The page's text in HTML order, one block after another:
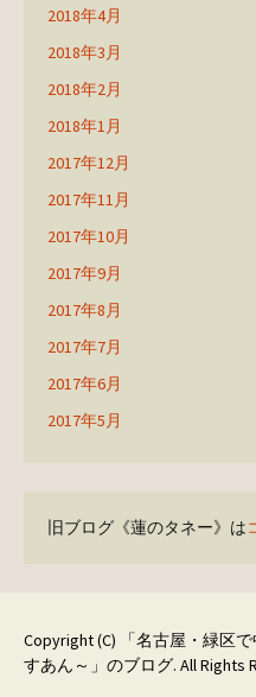
2018年4月
2018年3月
2018年2月
2018年1月
2017年12月
2017年11月
2017年10月
2017年9月
2017年8月
2017年7月
2017年6月
2017年5月
旧ブログ《蓮のタネー》は
Copyright (C)
「名古屋・緑区
すあん～」のブログ. All Rights